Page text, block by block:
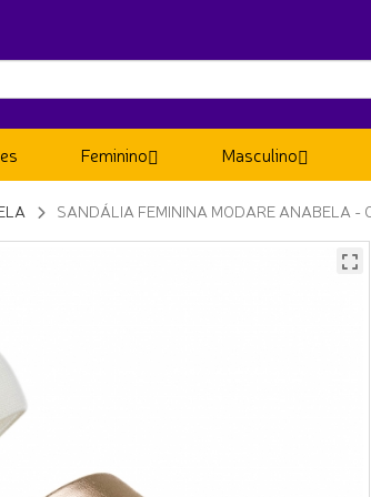
Feminino Masculino
SANDÁLIA FEMININA MODARE ANABELA -